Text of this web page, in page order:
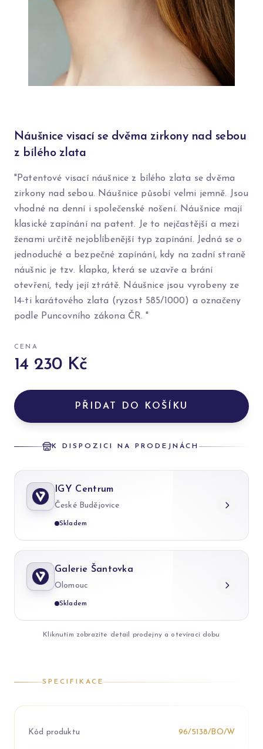
Náušnice visací se dvěma zirkony nad sebou
z bílého zlata
"Patentové visací náušnice z bílého zlata se dvěma
zirkony nad sebou. Náušnice působí velmi jemně. Jsou
vhodné na denní i společenské nošení. Náušnice mají
klasické zapínání na patent. Je to nejčastější a mezi
ženami určitě nejoblíbenější typ zapínání. Jedná se o
jednoduché a bezpečné zapínání, kdy na zadní straně
náušnic je tzv. klapka, která se uzavře a brání
otevření, tedy její ztrátě. Náušnice jsou vyrobeny ze
14-ti karátového zlata (ryzost 585/1000) a označeny
podle Puncovního zákona ČR. "
CENA
14 230 Kč
PŘIDAT DO KOŠÍKU
K DISPOZICI NA PRODEJNÁCH
IGY Centrum
České Budějovice
Skladem
Galerie Šantovka
Olomouc
Skladem
Kliknutím zobrazíte detail prodejny a otevírací dobu
SPECIFIKACE
Kód produktu 96/5138/BO/W